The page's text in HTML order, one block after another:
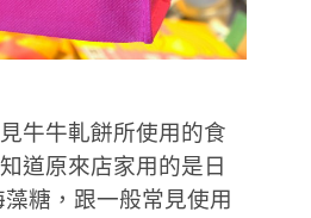
牛牛軋餅所使用的食
道原來店家用的是日
糖，跟一般常見使用